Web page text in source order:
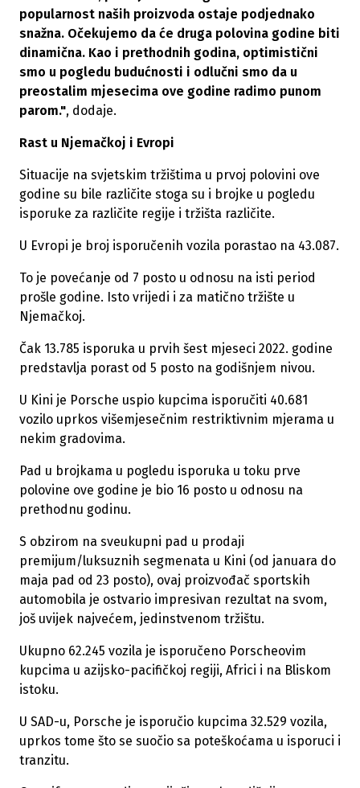
popularnost naših proizvoda ostaje podjednako
snažna. Očekujemo da će druga polovina godine biti
dinamična. Kao i prethodnih godina, optimistični
smo u pogledu budućnosti i odlučni smo da u
preostalim mjesecima ove godine radimo punom
parom.", dodaje.
Rast u Njemačkoj i Evropi
Situacije na svjetskim tržištima u prvoj polovini ove
godine su bile različite stoga su i brojke u pogledu
isporuke za različite regije i tržišta različite.
U Evropi je broj isporučenih vozila porastao na 43.087.
To je povećanje od 7 posto u odnosu na isti period
prošle godine. Isto vrijedi i za matično tržište u
Njemačkoj.
Čak 13.785 isporuka u prvih šest mjeseci 2022. godine
predstavlja porast od 5 posto na godišnjem nivou.
U Kini je Porsche uspio kupcima isporučiti 40.681
vozilo uprkos višemjesečnim restriktivnim mjerama u
nekim gradovima.
Pad u brojkama u pogledu isporuka u toku prve
polovine ove godine je bio 16 posto u odnosu na
prethodnu godinu.
S obzirom na sveukupni pad u prodaji
premijum/luksuznih segmenata u Kini (od januara do
maja pad od 23 posto), ovaj proizvođač sportskih
automobila je ostvario impresivan rezultat na svom,
još uvijek najvećem, jedinstvenom tržištu.
Ukupno 62.245 vozila je isporučeno Porscheovim
kupcima u azijsko-pacifičkoj regiji, Africi i na Bliskom
istoku.
U SAD-u, Porsche je isporučio kupcima 32.529 vozila,
uprkos tome što se suočio sa poteškoćama u isporuci i
tranzitu.